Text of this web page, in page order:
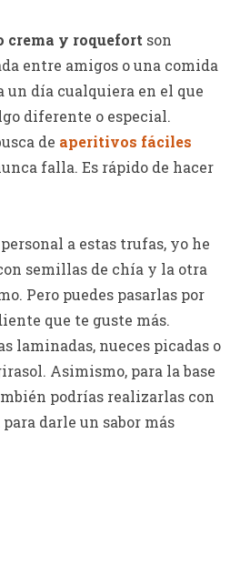
crema y roquefort son
entre amigos o una comida
día cualquiera en el que
diferente o especial.
de aperitivos fáciles
falla. Es rápido de hacer
a estas trufas, yo he
semillas de chía y la otra
Pero puedes pasarlas por
que te guste más.
laminadas, nueces picadas o
Asimismo, para la base
podrías realizarlas con
darle un sabor más